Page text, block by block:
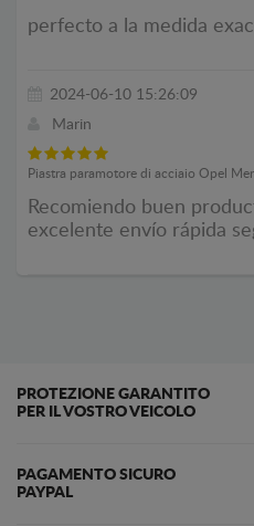
perfecto a la medida
2024-06-10 15:26:09
Marin
Piastra paramotore di acciaio Opel
Recomiendo buen
excelente envío rápida
PROTEZIONE GARANTITO
PER IL VOSTRO VEICOLO
PAGAMENTO SICURO
PAYPAL